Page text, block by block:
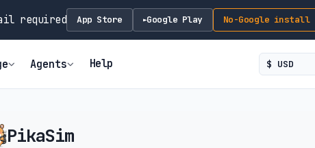
required App Store ►Google Play No-Google install
Agents Help
PikaSim